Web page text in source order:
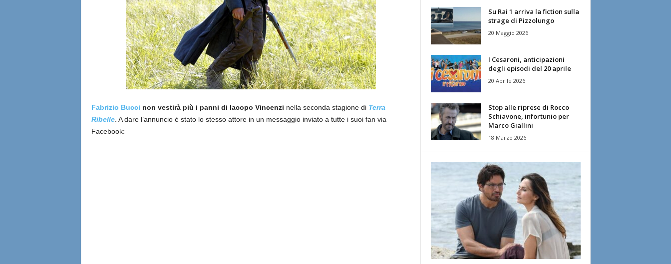
Fabrizio Bucci non vestirà più i panni di Iacopo Vincenzi nella seconda stagione di Terra
Ribelle. A dare l’annuncio è stato lo stesso attore in un messaggio inviato a tutte i suoi fan via
Facebook:
Su Rai 1 arriva la fiction sulla
strage di Pizzolungo
20 Maggio 2026
I Cesaroni, anticipazioni
degli episodi del 20 aprile
20 Aprile 2026
Stop alle riprese di Rocco
Schiavone, infortunio per
Marco Giallini
18 Marzo 2026